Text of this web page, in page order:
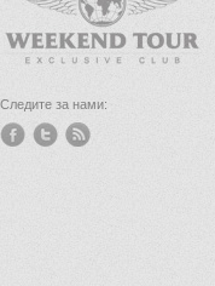
Следите за нами: